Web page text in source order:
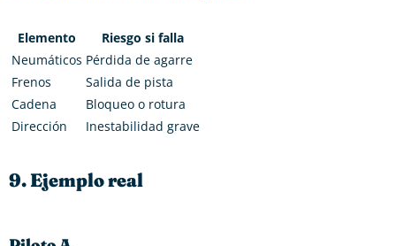
Elemento
Riesgo si falla
Neumáticos Pérdida de agarre
Frenos
Salida de pista
Cadena
Bloqueo o rotura
Dirección
Inestabilidad grave
9. Ejemplo real